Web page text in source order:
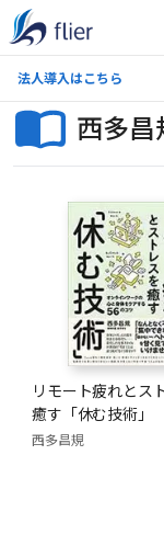
法人導入はこちら
西多昌
リモート疲れとス
癒す「休む技術」
西多昌規